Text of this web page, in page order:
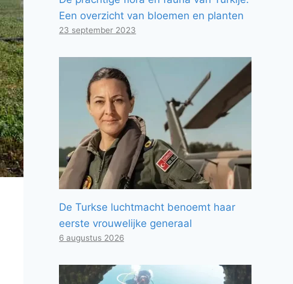
Een overzicht van bloemen en planten
23 september 2023
De Turkse luchtmacht benoemt haar
eerste vrouwelijke generaal
6 augustus 2026